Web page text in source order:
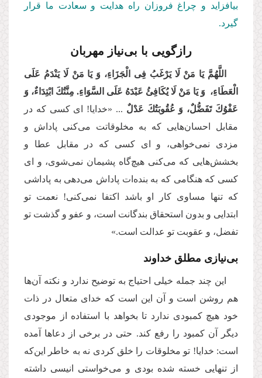
بیافزاید و چراغ فروزان راه هدایت و سعادت ما قرار
گیرد.
رازگویی با بی‌نیاز مهربان
اللَّهُمَّ یَا مَنْ لَا یَرْغَبُ فِی الْجَزَاءِ، وَ یَا مَنْ لَا یَنْدَمُ عَلَى‏
الْعَطَاءِ، وَ یَا مَنْ لَا یُكَافِئُ عَبْدَهُ عَلَى السَّوَاءِ. مِنَّتُكَ ابْتِدَاءٌ، وَ
عَفْوُكَ تَفَضُّلٌ، وَ عُقُوبَتُكَ عَدْلٌ ... «خدایا! ای کسی که در
مقابل احسان‌هایی که به مخلوقاتت می‌کنی پاداش و
مزدی نمی‌خواهی، و ای کسی که در مقابل عطا و
بخشش‌هایی که می‌کنی هیچ‌گاه پشیمان نمی‌شوی، و ای
کسی که هنگامی که به بنده‌ات پاداش می‌دهی به پاداشی
که تنها مساوی کار او باشد اکتفا نمی‌کنی! نعمت تو
ابتدایی و بدون استحقاق بندگانت است، و عفو و گذشت تو
تفضل، و عقوبت تو عدالت است.»
بی‌نیازی مطلق خداوند
این چند جمله خیلی احتیاج به توضیح ندارد و نکته آن‌ها
هم روشن است و آن این است که خدای متعال در ذات
خود هیچ کمبودی ندارد تا بخواهد با استفاده از موجودی
دیگر آن کمبود را رفع کند. حتی در برخی از دعاها آمده
است: خدایا! تو مخلوقات را خلق کردی نه به خاطر این‌که
از تنهایی خسته شده بودی و می‌خواستی انیسی داشته